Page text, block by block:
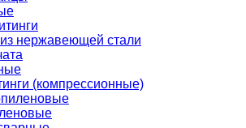
нержавеющей стали
(компрессионные)